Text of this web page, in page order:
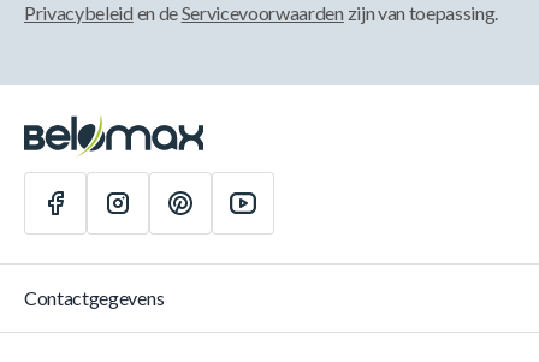
Privacybeleid en deServicevoorwaarden zijn van toepassing.
Contactgegevens